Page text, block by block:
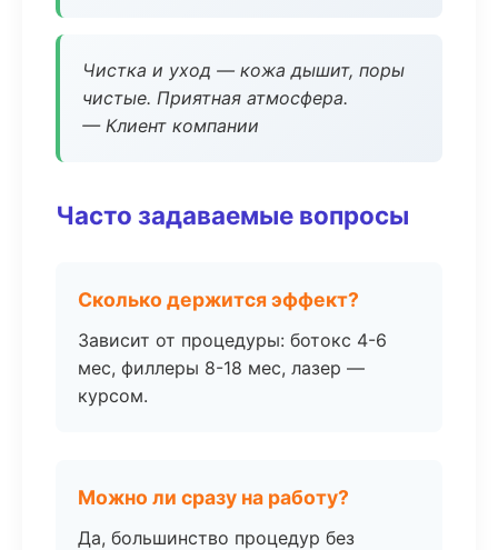
Чистка и уход — кожа дышит, поры
чистые. Приятная атмосфера.
— Клиент компании
Часто задаваемые вопросы
Сколько держится эффект?
Зависит от процедуры: ботокс 4-6
мес, филлеры 8-18 мес, лазер —
курсом.
Можно ли сразу на работу?
Да, большинство процедур без